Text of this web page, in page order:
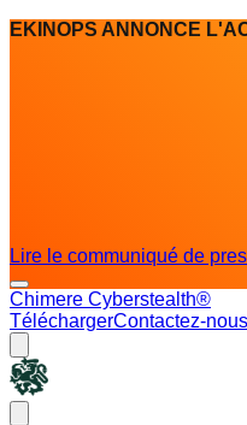
EKINOPS ANNONCE
Lire le communiqué de
Chimere Cyberstealth®
TéléchargerContactez-nous
Chimere